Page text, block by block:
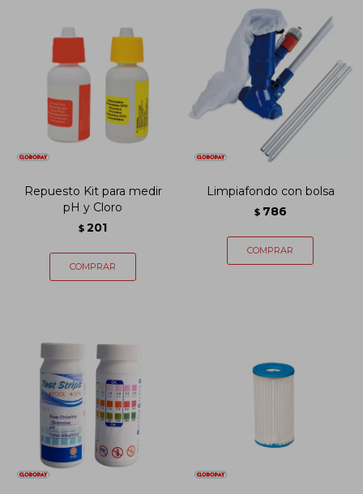
Repuesto Kit para medir
pH y Cloro
$ 201
Limpiafondo con bolsa
$ 786